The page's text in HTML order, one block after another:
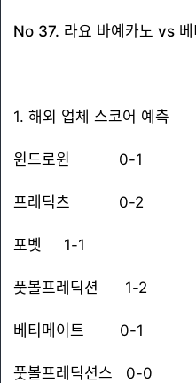
No 37. 라요 바예카노 vs 베
1. 해외 업체 스코어 예측
윈드로윈 0-1
프레딕츠 0-2
포벳 1-1
풋볼프레딕션 1-2
베티메이트 0-1
풋볼프레딕션스 0-0